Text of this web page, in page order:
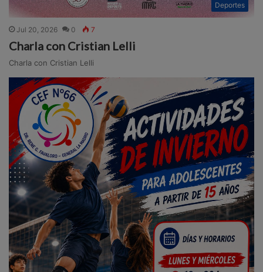
Deportes
Jul 20, 2026 0 7
Charla con Cristian Lelli
Charla con Cristian Lelli